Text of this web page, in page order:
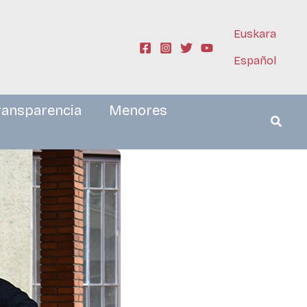
Euskara
Español
Menores